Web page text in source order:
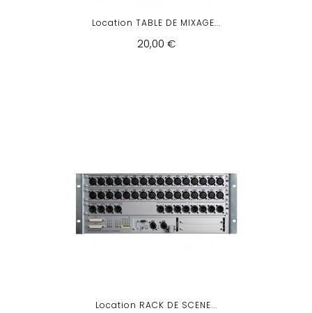
Location TABLE DE MIXAGE...
20,00 €
Location RACK DE SCENE...